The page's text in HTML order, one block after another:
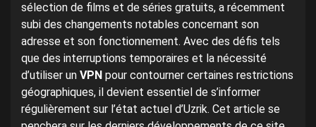
sélection de films et de séries gratuits, a récemment
subi des changements notables concernant son
adresse et son fonctionnement. Avec des défis tels
que des interruptions temporaires et la nécessité
d’utiliser un VPN pour contourner certaines restrictions
géographiques, il devient essentiel de s’informer
régulièrement sur l’état actuel d’Uzrik. Cet article se